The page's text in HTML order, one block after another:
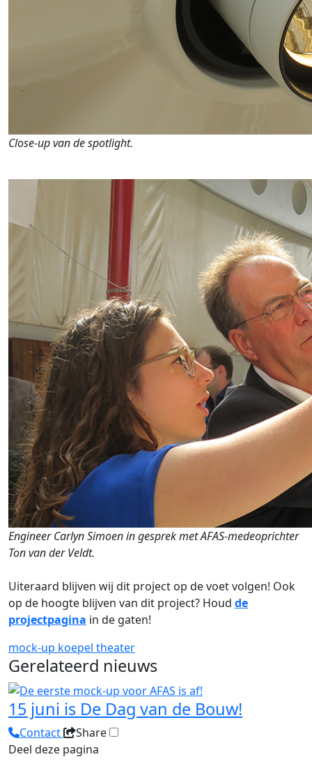
Close-up van de spotlight.
Engineer Carlyn Simoen in gesprek met AFAS-medeoprichter
Ton van der Veldt.
Uiteraard blijven wij dit project op de voet volgen! Ook
op de hoogte blijven van dit project? Houd de
projectpagina in de gaten!
mock-up koepel theater
Gerelateerd nieuws
15 juni is De Dag van de Bouw!
Contact
Share
Deel deze pagina